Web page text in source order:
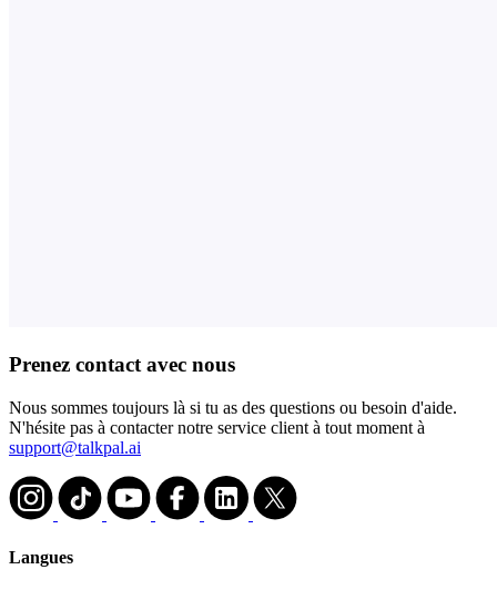
Prenez contact avec nous
Nous sommes toujours là si tu as des questions ou besoin d'aide.
N'hésite pas à contacter notre service client à tout moment à
support@talkpal.ai
Langues